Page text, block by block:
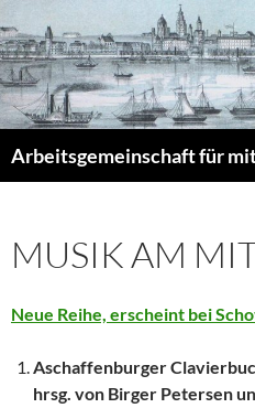
Inhalt
springen
MUSIK AM
Neue Reihe, erscheint bei
Aschaffenburger
hrsg. von Birger Petersen